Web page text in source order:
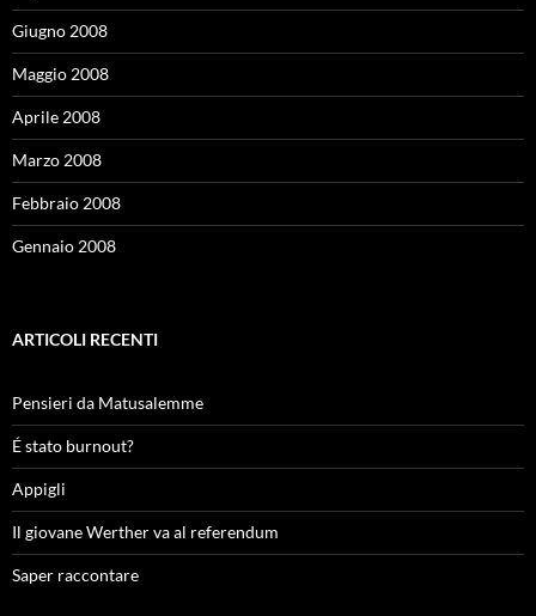
Giugno 2008
Maggio 2008
Aprile 2008
Marzo 2008
Febbraio 2008
Gennaio 2008
ARTICOLI RECENTI
Pensieri da Matusalemme
É stato burnout?
Appigli
Il giovane Werther va al referendum
Saper raccontare